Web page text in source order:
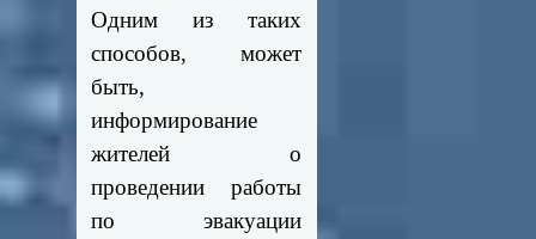
Одним из таких
способов, может
быть,
информирование
жителей о
проведении работы
по эвакуации